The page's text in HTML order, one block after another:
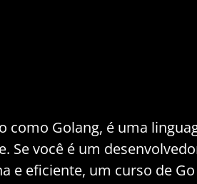
como Golang, é uma
Se você é um
e eficiente, um curso de